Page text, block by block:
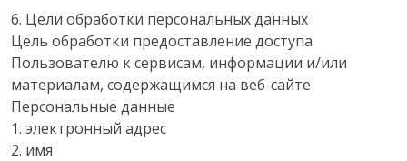
6. Цели обработки персональных данных
Цель обработки предоставление доступа
Пользователю к сервисам, информации и/или
материалам, содержащимся на веб-сайте
Персональные данные
1. электронный адрес
2. имя